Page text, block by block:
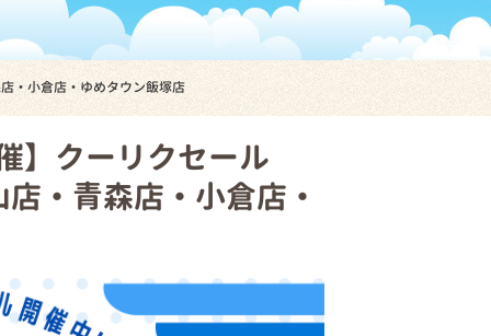
・小倉店・ゆめタウン飯塚店
】クーリクセール
・青森店・小倉店・